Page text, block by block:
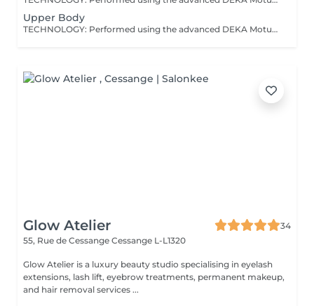
Upper Body
TECHNOLOGY: Performed using the advanced DEKA Motus Pro® system - a next-generation platform combining continuous in-motion technique with integrated contact cooling for maximum control, safety, and precision. EXPERIENCE: Designed to deliver an exceptionally comfortable treatment experience, perceived as virtually painless and suitable even for sensitive areas. RESULTS: Progressive, long-term hair reduction with improved skin quality and reduced irritation. SUITABILITY: Safe and effective for all skin types. POSITIONING: A new standard in laser hair removal - where performance meets comfort. SIGNATURE ADVANTAGE: Unlike traditional laser approaches, this technology allows for a more uniform, controlled energy delivery - resulting in a noticeably more comfortable and refined treatment experience. TREATMENT PROTOCOL: Course: 6-8 sessions recommended for optimal results. Frequency: Every 4-6 weeks. Maintenance: 1-2 sessions per year, depending on individual response. Consultation: A personalised treatment plan is defined during consultation to ensure optimal outcomes. AGE RECOMMENDATION: 18+, younger clients - with parental consent and professional consultation. UPPER BODY ZONES: - Neck (Front) - Neck (Back) - Shoulders - Chest - Full Back - Full Front (Chest + Abdomen) A comprehensive treatment covering selected key areas in one session for maximum efficiency and a clean, well-groomed result. BENEFITS: - Long-term hair reduction - Clean, well-groomed appearance - Reduced ingrown hairs - Suitable for all skin types - Comfortable and efficient treatment INDICATIONS: - Excess or unwanted hair - Ingrown hairs - Irritated skin after shaving - Desire for a clean, maintained look CONTRAINDICATIONS: - Active skin irritation or infection - Open wounds or damaged skin - Photosensitivity - Certain medications affecting the skin - Recent sun exposure or tanning PRE-TREATMENT RECOMMENDATIONS: - Avoid sun exposure for 7-10 days - Shave the area 24 hours before treatment - Do not wax or epilate - Avoid active skincare products AFTERCARE: - Use SPF on exposed areas - Avoid sun exposure and heat - Do not irritate the skin - Avoid active ingredients for several days - Mild redness may occur temporarily
Glow Atelier
34
55, Rue de Cessange Cessange L-L1320
Glow Atelier is a luxury beauty studio specialising in eyelash
extensions, lash lift, eyebrow treatments, permanent makeup,
and hair removal services ...